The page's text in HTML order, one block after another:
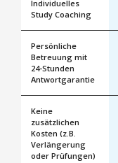
Individuelles
Study Coaching
Persönliche
Betreuung mit
24-Stunden
Antwortgarantie
Keine
zusätzlichen
Kosten (z.B.
Verlängerung
oder Prüfungen)